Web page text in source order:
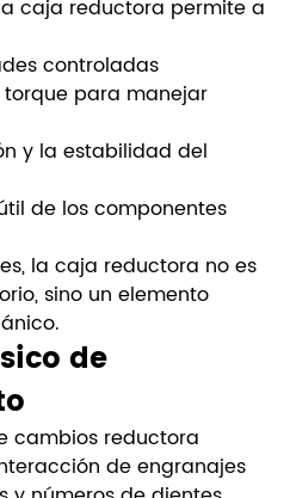
caja reductora permite a
controladas
torque para manejar
y la estabilidad del
de los componentes
la caja reductora no es
sino un elemento
de
cambios reductora
de engranajes